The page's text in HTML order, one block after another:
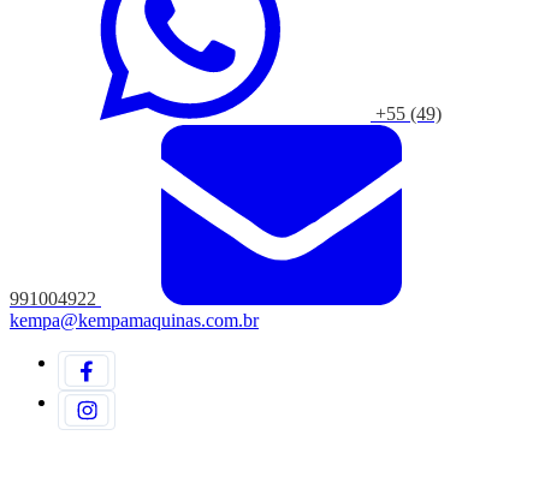
+55 (49)
991004922
kempa@kempamaquinas.com.br